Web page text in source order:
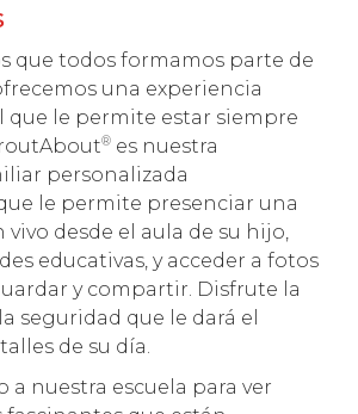
que todos formamos parte de
una experiencia
le permite estar siempre
® es nuestra
personalizada
le permite presenciar una
desde el aula de su hijo,
educativas, y acceder a fotos
y compartir. Disfrute la
seguridad que le dará el
de su día.
a nuestra escuela para ver